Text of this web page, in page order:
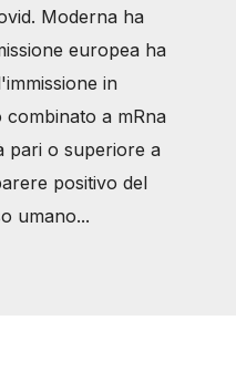
Moderna ha
europea ha
in
a mRna
pari o superiore a
positivo del
umano...